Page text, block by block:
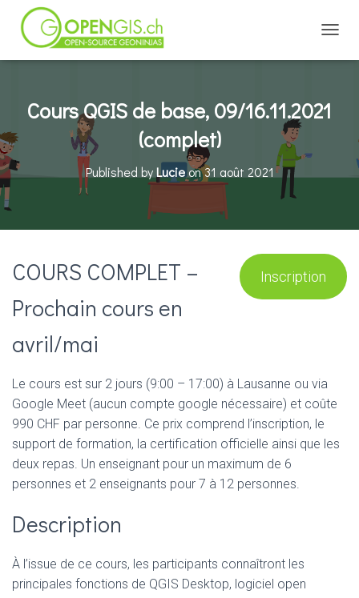
Cours QGIS de base, 09/16.11.2021
(complet)
Published byLucieon31 août 2021
Inscription
COURS COMPLET –
Prochain cours en
avril/mai
Le cours est sur 2 jours (9:00 – 17:00) à Lausanne ou via
Google Meet (aucun compte google nécessaire) et coûte
990 CHF par personne. Ce prix comprend l’inscription, le
support de formation, la certification officielle ainsi que les
deux repas. Un enseignant pour un maximum de 6
personnes et 2 enseignants pour 7 à 12 personnes.
Description
À l’issue de ce cours, les participants connaîtront les
principales fonctions de QGIS Desktop, logiciel open